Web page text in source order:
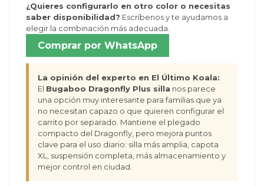
¿Quieres configurarlo en otro color o necesitas
saber disponibilidad? Escríbenos y te ayudamos a
elegir la combinación más adecuada.
Comprar por WhatsApp
La opinión del experto en El Último Koala:
El Bugaboo Dragonfly Plus silla nos parece
una opción muy interesante para familias que ya
no necesitan capazo o que quieren configurar el
carrito por separado. Mantiene el plegado
compacto del Dragonfly, pero mejora puntos
clave para el uso diario: silla más amplia, capota
XL, suspensión completa, más almacenamiento y
mejor control en ciudad.